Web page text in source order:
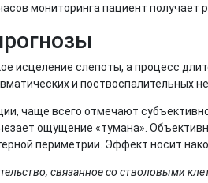
мониторинга пациент
исцеление слепоты, а процесс
и поствоспалительных
чаще всего отмечают
ощущение «тумана».
периметрии. Эффект носит
связанное со стволовыми